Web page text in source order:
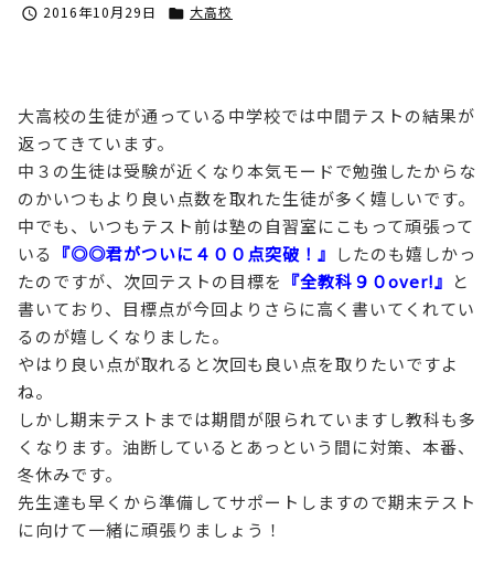
 2016年10月29日  大高校
大高校の生徒が通っている中学校では中間テストの結果が
返ってきています。
中３の生徒は受験が近くなり本気モードで勉強したからな
のかいつもより良い点数を取れた生徒が多く嬉しいです。
中でも、いつもテスト前は塾の自習室にこもって頑張って
いる
『◎◎君がついに４００点突破！』 したのも嬉しかっ
たのですが、次回テストの目標を 『全教科９０over!』 と
書いており、目標点が今回よりさらに高く書いてくれてい
るのが嬉しくなりました。
やはり良い点が取れると次回も良い点を取りたいですよ
ね。
しかし期末テストまでは期間が限られていますし教科も多
くなります。油断しているとあっという間に対策、本番、
冬休みです。
先生達も早くから準備してサポートしますので期末テスト
に向けて一緒に頑張りましょう！